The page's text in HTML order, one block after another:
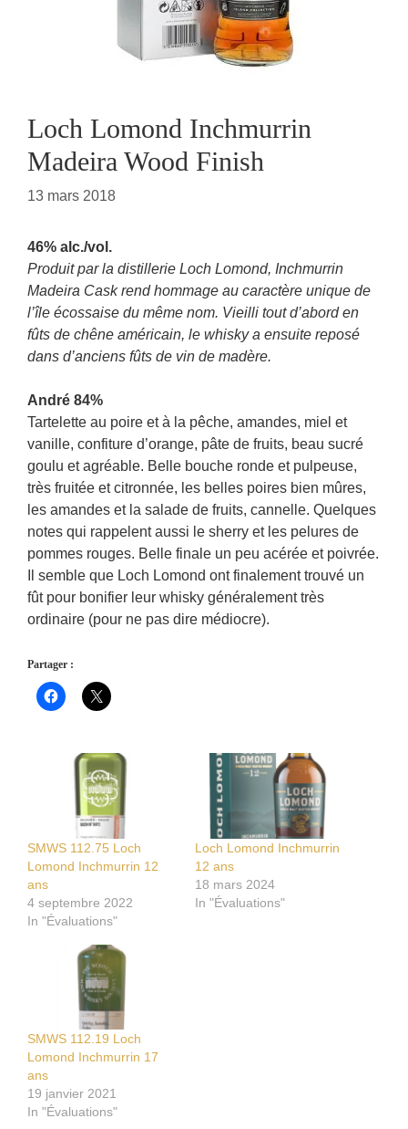
Loch Lomond Inchmurrin
Madeira Wood Finish
13 mars 2018
46% alc./vol.
Produit par la distillerie Loch Lomond, Inchmurrin
Madeira Cask rend hommage au caractère unique de
l’île écossaise du même nom. Vieilli tout d’abord en
fûts de chêne américain, le whisky a ensuite reposé
dans d’anciens fûts de vin de madère.
André 84%
Tartelette au poire et à la pêche, amandes, miel et
vanille, confiture d’orange, pâte de fruits, beau sucré
goulu et agréable. Belle bouche ronde et pulpeuse,
très fruitée et citronnée, les belles poires bien mûres,
les amandes et la salade de fruits, cannelle. Quelques
notes qui rappelent aussi le sherry et les pelures de
pommes rouges. Belle finale un peu acérée et poivrée.
Il semble que Loch Lomond ont finalement trouvé un
fût pour bonifier leur whisky généralement très
ordinaire (pour ne pas dire médiocre).
Partager :
SMWS 112.75 Loch
Lomond Inchmurrin 12
ans
4 septembre 2022
In "Évaluations"
Loch Lomond Inchmurrin
12 ans
18 mars 2024
In "Évaluations"
SMWS 112.19 Loch
Lomond Inchmurrin 17
ans
19 janvier 2021
In "Évaluations"